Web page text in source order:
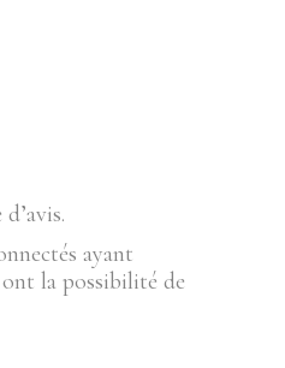
ayant
la possibilité de